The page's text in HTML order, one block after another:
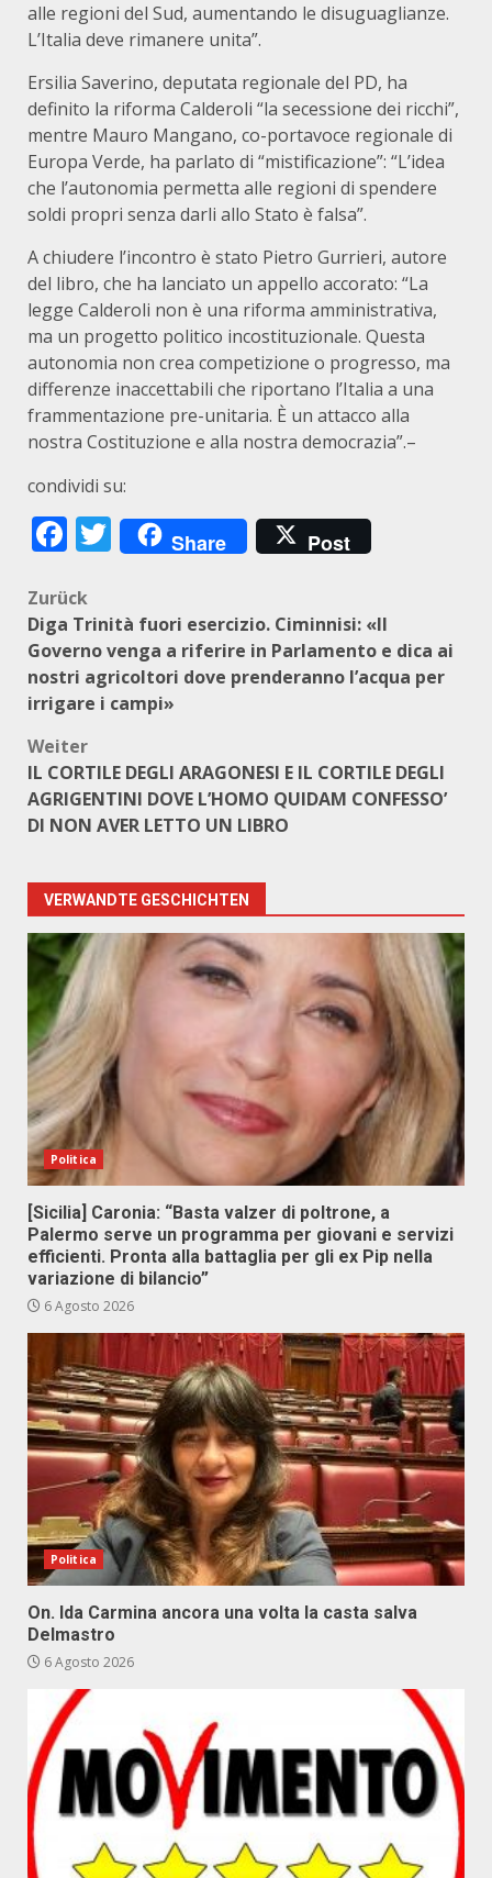
alle regioni del Sud, aumentando le disuguaglianze.
L’Italia deve rimanere unita”.
Ersilia Saverino, deputata regionale del PD, ha
definito la riforma Calderoli “la secessione dei ricchi”,
mentre Mauro Mangano, co-portavoce regionale di
Europa Verde, ha parlato di “mistificazione”: “L’idea
che l’autonomia permetta alle regioni di spendere
soldi propri senza darli allo Stato è falsa”.
A chiudere l’incontro è stato Pietro Gurrieri, autore
del libro, che ha lanciato un appello accorato: “La
legge Calderoli non è una riforma amministrativa,
ma un progetto politico incostituzionale. Questa
autonomia non crea competizione o progresso, ma
differenze inaccettabili che riportano l’Italia a una
frammentazione pre-unitaria. È un attacco alla
nostra Costituzione e alla nostra democrazia”.–
condividi su:
Facebook
Twitter
Share Post
Beitragsnavigation
Zurück
Diga Trinità fuori esercizio. Ciminnisi: «Il
Governo venga a riferire in Parlamento e dica ai
nostri agricoltori dove prenderanno l’acqua per
irrigare i campi»
Weiter
IL CORTILE DEGLI ARAGONESI E IL CORTILE DEGLI
AGRIGENTINI DOVE L’HOMO QUIDAM CONFESSO’
DI NON AVER LETTO UN LIBRO
VERWANDTE GESCHICHTEN
Politica
[Sicilia] Caronia: “Basta valzer di poltrone, a
Palermo serve un programma per giovani e servizi
efficienti. Pronta alla battaglia per gli ex Pip nella
variazione di bilancio”
6 Agosto 2026
Politica
On. Ida Carmina ancora una volta la casta salva
Delmastro
6 Agosto 2026